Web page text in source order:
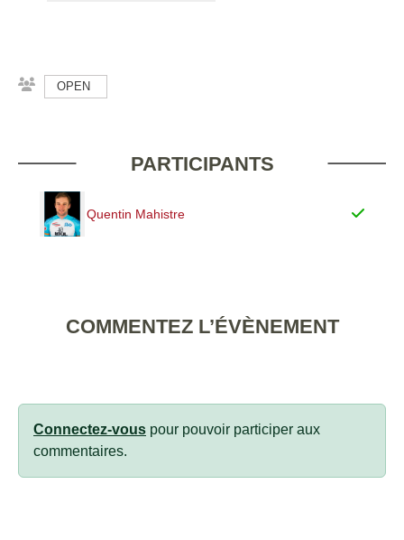
OPEN
PARTICIPANTS
Quentin Mahistre
COMMENTEZ L’ÉVÈNEMENT
Connectez-vous pour pouvoir participer aux
commentaires.